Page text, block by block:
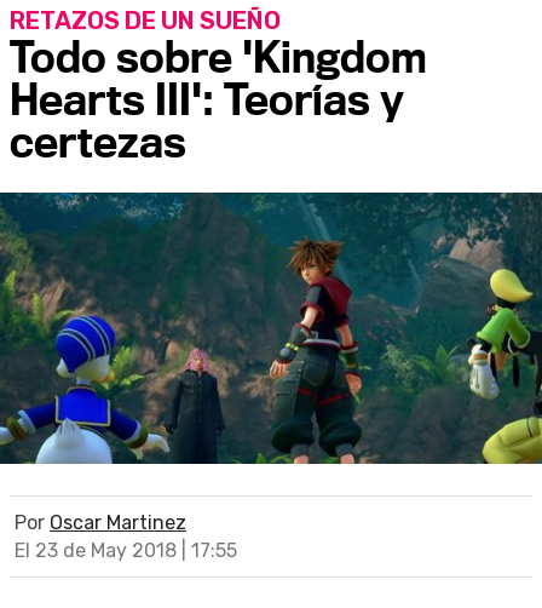
Todo sobre 'Kingdom
Hearts III': Teorías y
certezas
RETAZOS DE UN SUEÑO
Por Oscar Martinez
El 23 de May 2018 | 17:55